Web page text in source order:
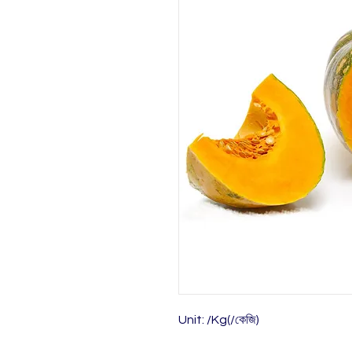
Unit: /Kg(/কেজি)